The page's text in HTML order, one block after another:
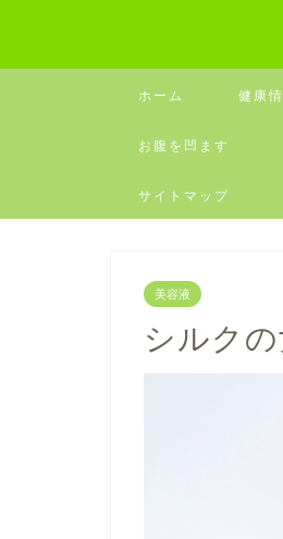
ホーム 健康
お腹を凹ます
サイトマップ
美容液
シルク